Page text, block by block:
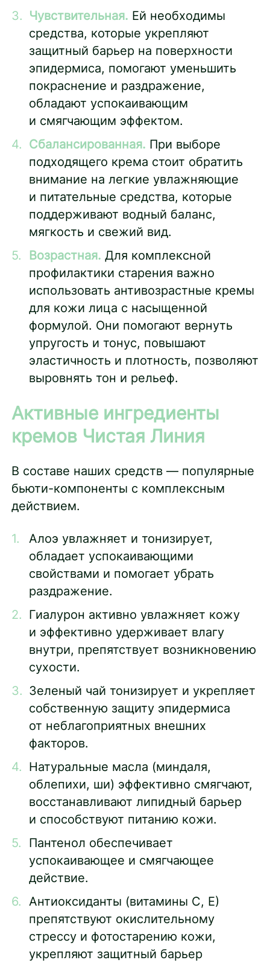
Чувствительная. Ей необходимы
средства, которые укрепляют
защитный барьер на поверхности
эпидермиса, помогают уменьшить
покраснение и раздражение,
обладают успокаивающим
и смягчающим эффектом.
Сбалансированная. При выборе
подходящего крема стоит обратить
внимание на легкие увлажняющие
и питательные средства, которые
поддерживают водный баланс,
мягкость и свежий вид.
Возрастная. Для комплексной
профилактики старения важно
использовать антивозрастные кремы
для кожи лица с насыщенной
формулой. Они помогают вернуть
упругость и тонус, повышают
эластичность и плотность, позволяют
выровнять тон и рельеф.
Активные ингредиенты
кремов Чистая Линия
В составе наших средств — популярные
бьюти-компоненты с комплексным
действием.
Алоэ увлажняет и тонизирует,
обладает успокаивающими
свойствами и помогает убрать
раздражение.
Гиалурон активно увлажняет кожу
и эффективно удерживает влагу
внутри, препятствует возникновению
сухости.
Зеленый чай тонизирует и укрепляет
собственную защиту эпидермиса
от неблагоприятных внешних
факторов.
Натуральные масла (миндаля,
облепихи, ши) эффективно смягчают,
восстанавливают липидный барьер
и способствуют питанию кожи.
Пантенол обеспечивает
успокаивающее и смягчающее
действие.
Антиоксиданты (витамины С, Е)
препятствуют окислительному
стрессу и фотостарению кожи,
укрепляют защитный барьер